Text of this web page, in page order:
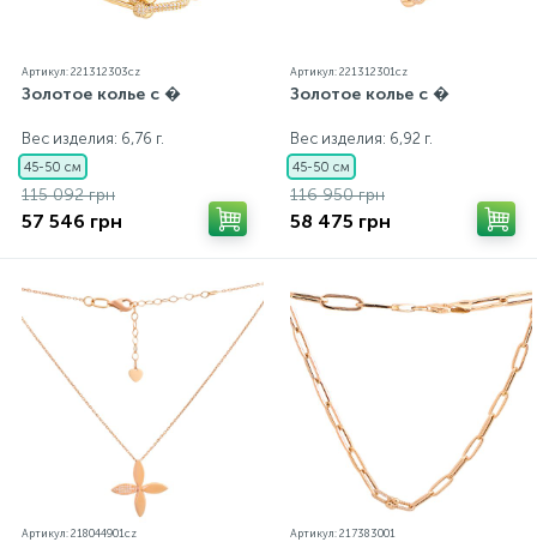
Артикул: 221312303cz
Золотое колье с �
Вес изделия: 6,76 г.
45-50 см
115 092 грн
57 546 грн
Артикул: 221312301cz
Золотое колье с �
Вес изделия: 6,92 г.
45-50 см
116 950 грн
58 475 грн
Артикул: 218044901cz Артикул: 217383001